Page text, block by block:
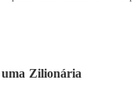
tirem esse homem daqui!"
uma Zilionária